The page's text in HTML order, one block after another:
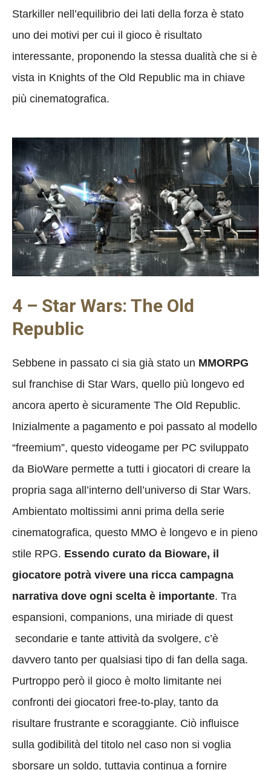
Starkiller nell’equilibrio dei lati della forza è stato
uno dei motivi per cui il gioco è risultato
interessante, proponendo la stessa dualità che si è
vista in Knights of the Old Republic ma in chiave
più cinematografica.
4 – Star Wars: The Old
Republic
Sebbene in passato ci sia già stato un MMORPG
sul franchise di Star Wars, quello più longevo ed
ancora aperto è sicuramente The Old Republic.
Inizialmente a pagamento e poi passato al modello
“freemium”, questo videogame per PC sviluppato
da BioWare permette a tutti i giocatori di creare la
propria saga all’interno dell’universo di Star Wars.
Ambientato moltissimi anni prima della serie
cinematografica, questo MMO è longevo e in pieno
stile RPG. Essendo curato da Bioware, il
giocatore potrà vivere una ricca campagna
narrativa dove ogni scelta è importante. Tra
espansioni, companions, una miriade di quest
secondarie e tante attività da svolgere, c’è
davvero tanto per qualsiasi tipo di fan della saga.
Purtroppo però il gioco è molto limitante nei
confronti dei giocatori free-to-play, tanto da
risultare frustrante e scoraggiante. Ciò influisce
sulla godibilità del titolo nel caso non si voglia
sborsare un soldo, tuttavia continua a fornire